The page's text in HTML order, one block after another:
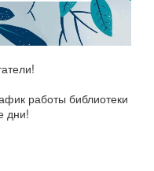
работы библиотеки
дни!